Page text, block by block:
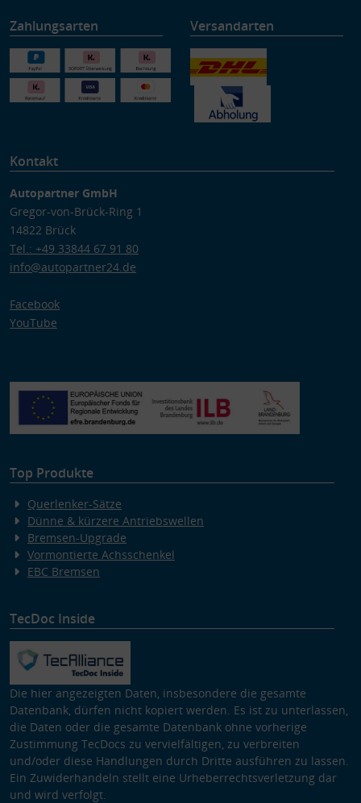
Zahlungsarten Versandarten
Kontakt
Autopartner GmbH
Gregor-von-Brück-Ring 1
14822 Brück
Tel.: +49 33844 67 91 80
info@autopartner24.de
Facebook
YouTube
Top Produkte
Querlenker-Sätze
Dünne & kürzere Antriebswellen
Bremsen-Upgrade
Vormontierte Achsschenkel
EBC Bremsen
TecDoc Inside
Die hier angezeigten Daten, insbesondere die gesamte
Datenbank, dürfen nicht kopiert werden. Es ist zu unterlassen,
die Daten oder die gesamte Datenbank ohne vorherige
Zustimmung TecDocs zu vervielfältigen, zu verbreiten
und/oder diese Handlungen durch Dritte ausführen zu lassen.
Ein Zuwiderhandeln stellt eine Urheberrechtsverletzung dar
und wird verfolgt.